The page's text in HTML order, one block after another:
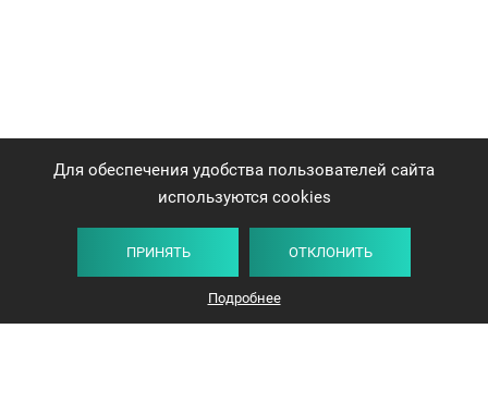
Для обеспечения удобства пользователей сайта
используются cookies
ПРИНЯТЬ ОТКЛОНИТЬ
Подробнее